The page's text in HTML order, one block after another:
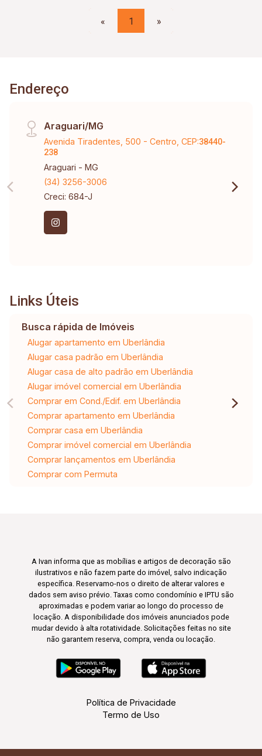
« 1 »
Endereço
Araguari/MG
Avenida Tiradentes, 500 - Centro, CEP:38440-
238
Araguari - MG
(34) 3256-3006
Creci: 684-J
Links Úteis
Busca rápida de Imóveis
Alugar apartamento em Uberlândia
Alugar casa padrão em Uberlândia
Alugar casa de alto padrão em Uberlândia
Alugar imóvel comercial em Uberlândia
Comprar em Cond./Edif. em Uberlândia
Comprar apartamento em Uberlândia
Comprar casa em Uberlândia
Comprar imóvel comercial em Uberlândia
Comprar lançamentos em Uberlândia
Comprar com Permuta
A Ivan informa que as mobílias e artigos de decoração são
ilustrativos e não fazem parte do imóvel, salvo indicação
específica. Reservamo-nos o direito de alterar valores e
dados sem aviso prévio. Taxas como condomínio e IPTU são
aproximadas e podem variar ao longo do processo de
locação. A disponibilidade dos imóveis anunciados pode
mudar devido à alta rotatividade. Solicitações feitas no site
não garantem reserva, compra, venda ou locação.
Política de Privacidade
Termo de Uso